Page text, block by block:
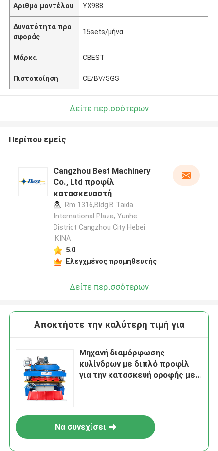
Αριθμό μοντέλου YX988
Δυνατότητα προ
σφοράς
15sets/μήνα
Μάρκα CBEST
Πιστοποίηση CE/BV/SGS
Δείτε περισσότερων
Περίπου εμείς
Cangzhou Best Machinery
Co., Ltd προφίλ
κατασκευαστή
Rm 1316,Bldg.B Taida
International Plaza, Yunhe
District Cangzhou City Hebei
,ΚΙΝΑ
5.0
Ελεγχμένος προμηθευτής
Δείτε περισσότερων
Αποκτήστε την καλύτερη τιμή για
Μηχανή διαμόρφωσης
κυλίνδρων με διπλό προφίλ
για την κατασκευή οροφής με
Να συνεχίσει